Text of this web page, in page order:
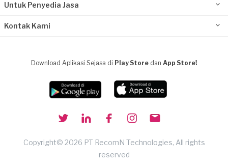
Untuk Penyedia Jasa
Kontak Kami
Download Aplikasi Sejasa di Play Store dan App Store!
Copyright© 2026 PT RecomN Technologies, All rights
reserved